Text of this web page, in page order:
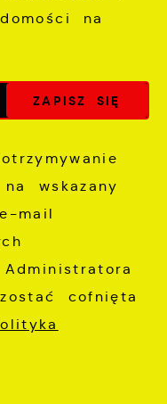
na
wskazany
mail
cofnięta